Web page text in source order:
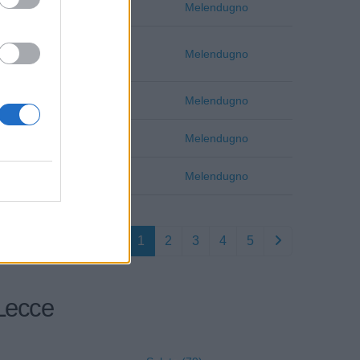
Melendugno
Melendugno
Melendugno
Melendugno
Melendugno
1 2 3 4 5